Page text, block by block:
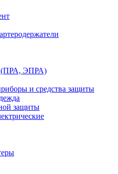
(ПРА, ЭПРА)
и средства защиты
защиты